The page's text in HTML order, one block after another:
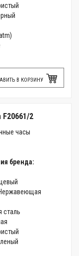
В КОРЗИНУ
2
часы
бренда:
сталь